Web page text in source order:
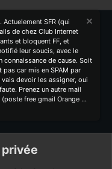
SFR (qui
de chez Club Internet
et bloquent FF, et
leur soucis, avec le
connaissance de cause. Soit
car mis en SPAM par
devoir les assigner, oui
Prenez un autre mail
free gmail Orange ...